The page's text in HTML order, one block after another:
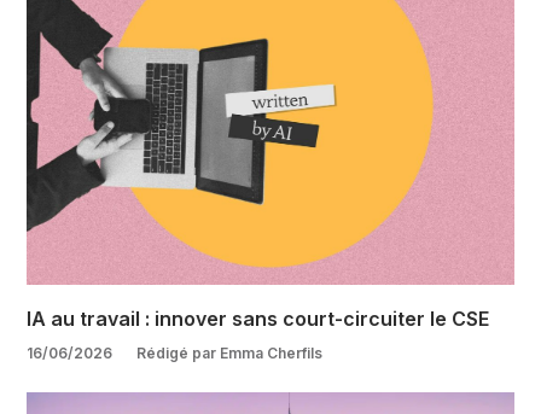
IA au travail : innover sans court-circuiter le CSE
16/06/2026 Rédigé par Emma Cherfils